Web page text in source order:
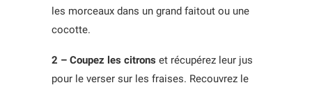
les morceaux dans un grand faitout ou une
cocotte.
2 – Coupez les citrons et récupérez leur jus
pour le verser sur les fraises. Recouvrez le